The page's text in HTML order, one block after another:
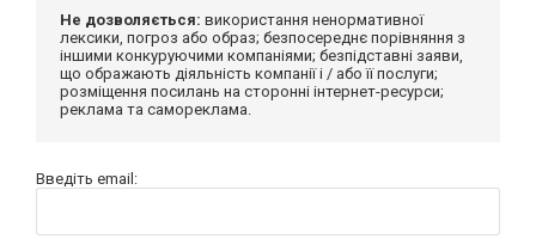
Не дозволяється: використання ненормативної
лексики, погроз або образ; безпосереднє порівняння з
іншими конкуруючими компаніями; безпідставні заяви,
що ображають діяльність компанії і / або її послуги;
розміщення посилань на сторонні інтернет-ресурси;
реклама та самореклама.
Введіть email: